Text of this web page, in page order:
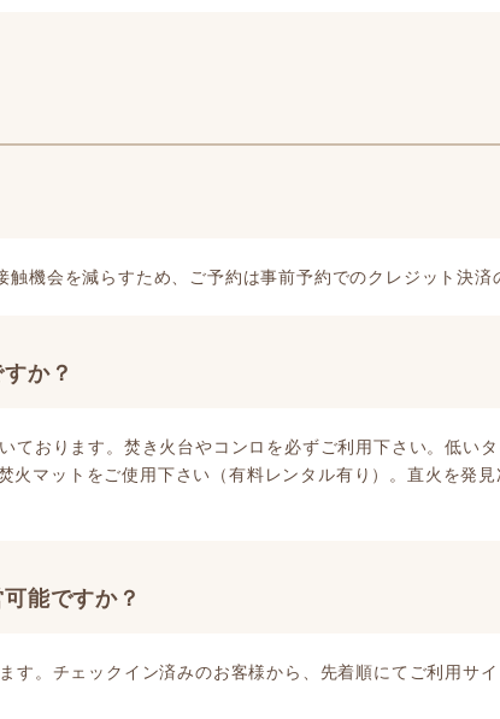
機会を減らすため、ご予約は事前予約でのクレジット決済
か？
ております。焚き火台やコンロを必ずご利用下さい。低い
火マットをご使用下さい（有料レンタル有り）。直火を発
能ですか？
す。チェックイン済みのお客様から、先着順にてご利用サ